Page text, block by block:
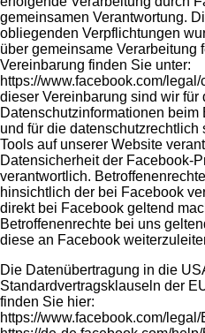
gemeinsamen Verantwortung.
obliegenden Verpflichtungen
über gemeinsame Verarbeitung
Vereinbarung finden Sie unter:
https://www.facebook.com/
dieser Vereinbarung sind wir für
Datenschutzinformationen
und für die
Tools auf unserer Website
Datensicherheit der Facebook-
verantwortlich.
hinsichtlich der bei Facebook
direkt bei Facebook geltend
Betroffenenrechte bei uns
diese an Facebook
Die Datenübertragung in die
Standardvertragsklauseln der
finden Sie hier:
https://www.facebook.com/